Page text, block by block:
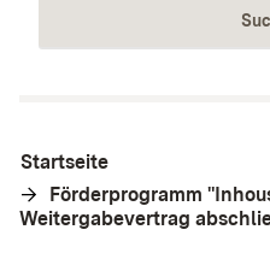
Startseite
Förderprogramm
Weitergabevertrag